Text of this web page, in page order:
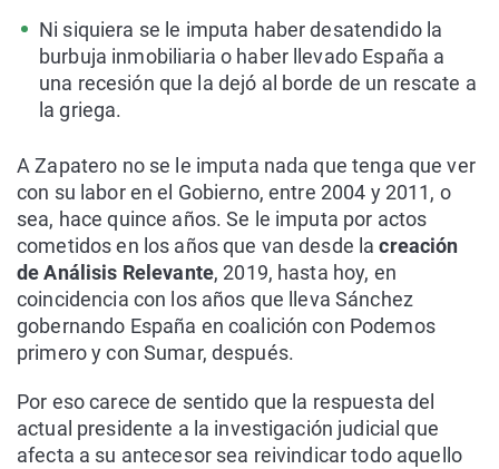
Ni siquiera se le imputa haber desatendido la
burbuja inmobiliaria o haber llevado España a
una recesión que la dejó al borde de un rescate a
la griega.
A Zapatero no se le imputa nada que tenga que ver
con su labor en el Gobierno, entre 2004 y 2011, o
sea, hace quince años. Se le imputa por actos
cometidos en los años que van desde la creación
de Análisis Relevante, 2019, hasta hoy, en
coincidencia con los años que lleva Sánchez
gobernando España en coalición con Podemos
primero y con Sumar, después.
Por eso carece de sentido que la respuesta del
actual presidente a la investigación judicial que
afecta a su antecesor sea reivindicar todo aquello